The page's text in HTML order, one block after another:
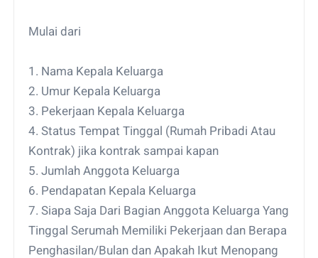
Mulai dari
1. Nama Kepala Keluarga
2. Umur Kepala Keluarga
3. Pekerjaan Kepala Keluarga
4. Status Tempat Tinggal (Rumah Pribadi Atau
Kontrak) jika kontrak sampai kapan
5. Jumlah Anggota Keluarga
6. Pendapatan Kepala Keluarga
7. Siapa Saja Dari Bagian Anggota Keluarga Yang
Tinggal Serumah Memiliki Pekerjaan dan Berapa
Penghasilan/Bulan dan Apakah Ikut Menopang